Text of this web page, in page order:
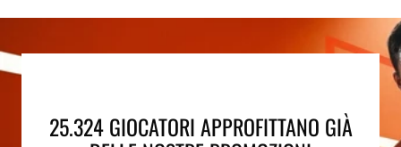
25.324 GIOCATORI APPROFITTANO GIÀ